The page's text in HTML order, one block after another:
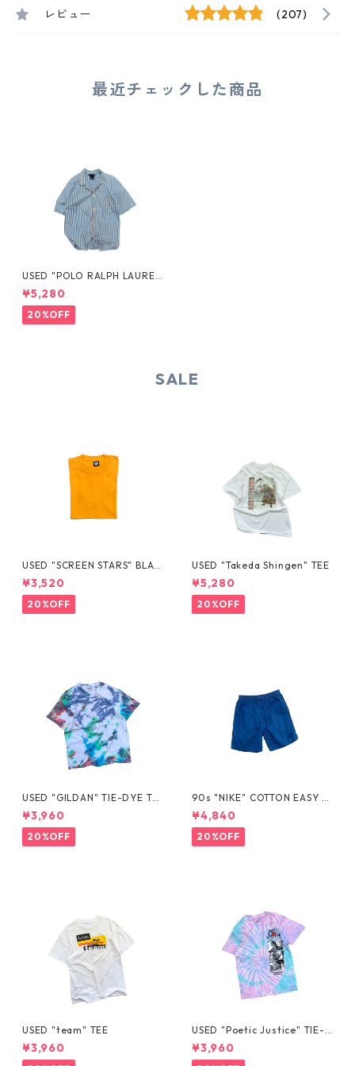
レビュー (207)
最近チェックした商品
USED "POLO RALPH LAURE
N" PAJAMA S/S SHIRT
¥5,280
20%OFF
SALE
USED "SCREEN STARS" BLAN
K TEE
¥3,520
20%OFF
USED "Takeda Shingen" TEE
¥5,280
20%OFF
USED "GILDAN" TIE-DYE TE
E
¥3,960
20%OFF
90s "NIKE" COTTON EASY S
HORTS
¥4,840
20%OFF
USED "team" TEE
¥3,960
USED "Poetic Justice" TIE-D
YE TEE
¥3,960